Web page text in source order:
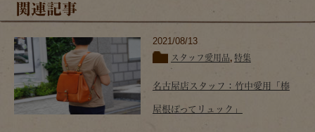
関連記事
2021/08/13
スタッフ愛用品, 特集
名古屋店スタッフ：竹中愛用「棒
屋根ぽってリュック」